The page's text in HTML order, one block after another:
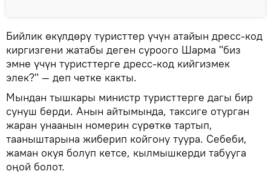
Бийлик өкүлдөрү туристтер үчүн атайын дресс-код
киргизгени жатабы деген суроого Шарма "биз
эмне үчүн туристтерге дресс-код кийгизмек
элек?" — деп четке какты.
Мындан тышкары министр туристтерге дагы бир
сунуш берди. Анын айтымында, таксиге отурган
жаран унаанын номерин сүрөткө тартып,
тааныштарына жиберип койгону туура. Себеби,
жаман окуя болуп кетсе, кылмышкерди табууга
оңой болот.